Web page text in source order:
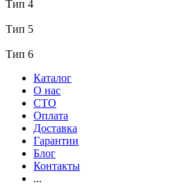
Тип 4
Тип 5
Тип 6
Каталог
О нас
СТО
Оплата
Доставка
Гарантии
Блог
Контакты
...